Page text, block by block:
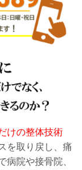
けの整体技術
を取り戻し、痛
病院や接骨院、